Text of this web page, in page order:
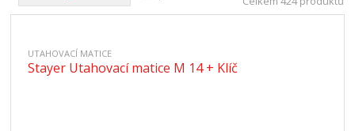
UTAHOVACÍ MATICE
Stayer Utahovací matice M 14 + Klíč